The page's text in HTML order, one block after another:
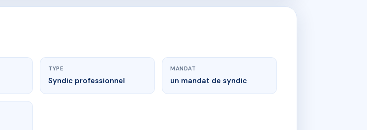
TYPE
Syndic professionnel
MANDAT
un mandat de syndic